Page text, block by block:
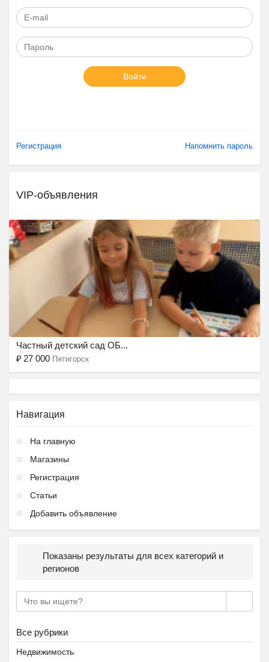
Войти
Регистрация Напомнить пароль
VIP-объявления
Ещё 2 фото
Частный детский сад ОБ...
₽ 27 000 Пятигорск
Частная школа ОБРАЗОВА...
Навигация
На главную
Магазины
Регистрация
Статьи
Добавить объявление
Показаны результаты для всех категорий и
регионов
Все рубрики
Недвижимость